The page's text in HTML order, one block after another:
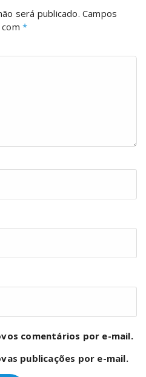
será publicado. Campos
*
comentários por e-mail.
publicações por e-mail.